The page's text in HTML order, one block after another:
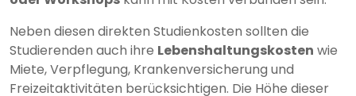
Neben diesen direkten Studienkosten sollten die
Studierenden auch ihre Lebenshaltungskosten wie
Miete, Verpflegung, Krankenversicherung und
Freizeitaktivitäten berücksichtigen. Die Höhe dieser